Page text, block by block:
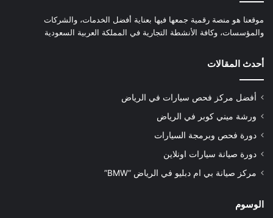
موقعنا هو منصة رقمية جمعها فيها بعناية أفضل الخدمات، والشركات
والمؤسسات، وكافة الأنشطة التجارية في المملكة العربية السعودية
أحدث المقالات
أفضل مركز فحص سيارات في الرياض
ورشة ميني كوبر في الرياض
دورة فحص وبرمجة السيارات
دورة صيانة سيارات اونلاين
مركز صيانة بي ام دبليو في الرياض “BMW”
الوسوم